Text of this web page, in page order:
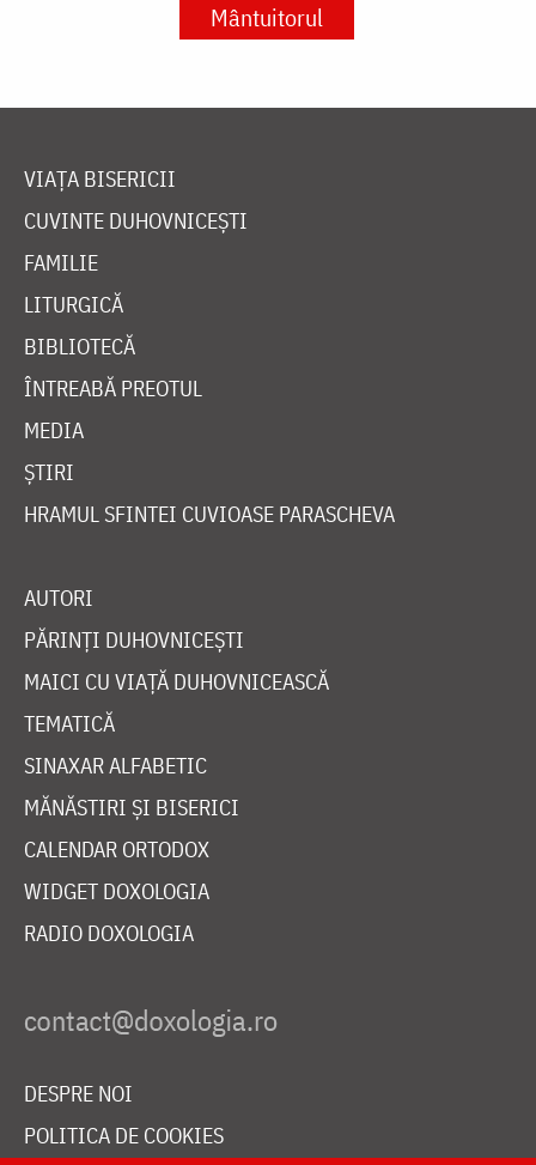
Mântuitorul
VIAȚA BISERICII
CUVINTE DUHOVNICEȘTI
FAMILIE
LITURGICĂ
BIBLIOTECĂ
ÎNTREABĂ PREOTUL
MEDIA
ȘTIRI
HRAMUL SFINTEI CUVIOASE PARASCHEVA
AUTORI
PĂRINȚI DUHOVNICEȘTI
MAICI CU VIAȚĂ DUHOVNICEASCĂ
TEMATICĂ
SINAXAR ALFABETIC
MĂNĂSTIRI ȘI BISERICI
CALENDAR ORTODOX
WIDGET DOXOLOGIA
RADIO DOXOLOGIA
DESPRE NOI
POLITICA DE COOKIES